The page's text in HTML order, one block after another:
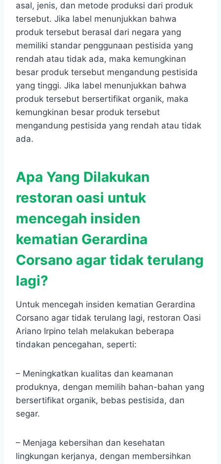
asal, jenis, dan metode produksi dari produk
tersebut. Jika label menunjukkan bahwa
produk tersebut berasal dari negara yang
memiliki standar penggunaan pestisida yang
rendah atau tidak ada, maka kemungkinan
besar produk tersebut mengandung pestisida
yang tinggi. Jika label menunjukkan bahwa
produk tersebut bersertifikat organik, maka
kemungkinan besar produk tersebut
mengandung pestisida yang rendah atau tidak
ada.
Apa Yang Dilakukan
restoran oasi untuk
mencegah insiden
kematian Gerardina
Corsano agar tidak terulang
lagi?
Untuk mencegah insiden kematian Gerardina
Corsano agar tidak terulang lagi, restoran Oasi
Ariano Irpino telah melakukan beberapa
tindakan pencegahan, seperti:
– Meningkatkan kualitas dan keamanan
produknya, dengan memilih bahan-bahan yang
bersertifikat organik, bebas pestisida, dan
segar.
– Menjaga kebersihan dan kesehatan
lingkungan kerjanya, dengan membersihkan